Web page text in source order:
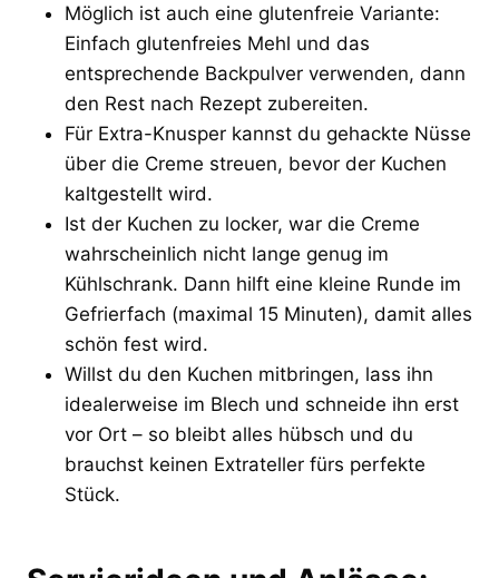
Möglich ist auch eine glutenfreie Variante:
Einfach glutenfreies Mehl und das
entsprechende Backpulver verwenden, dann
den Rest nach Rezept zubereiten.
Für Extra-Knusper kannst du gehackte Nüsse
über die Creme streuen, bevor der Kuchen
kaltgestellt wird.
Ist der Kuchen zu locker, war die Creme
wahrscheinlich nicht lange genug im
Kühlschrank. Dann hilft eine kleine Runde im
Gefrierfach (maximal 15 Minuten), damit alles
schön fest wird.
Willst du den Kuchen mitbringen, lass ihn
idealerweise im Blech und schneide ihn erst
vor Ort – so bleibt alles hübsch und du
brauchst keinen Extrateller fürs perfekte
Stück.